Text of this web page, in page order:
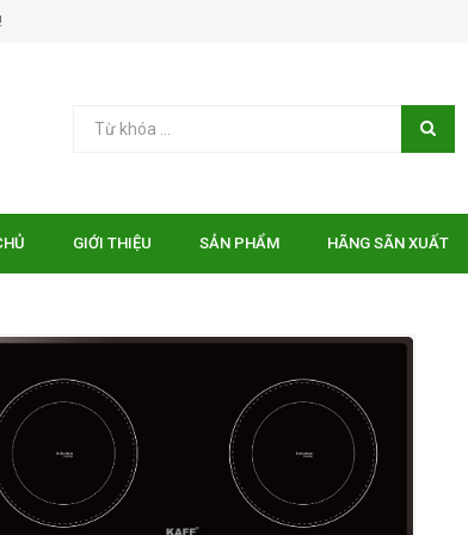
GIỚI THIỆU SẢN PHẨM HÃNG SÃN XUẤT
EUROSUN EU-
₫
Bếp điện từ Essen ES-31-
IDC
10.750.000